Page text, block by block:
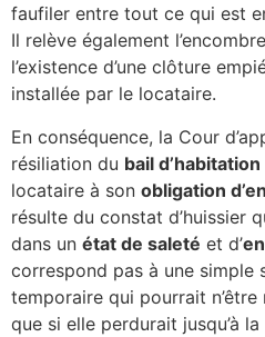
faufiler entre tout ce qui est
Il relève également
l’existence d’une clôture
installée par le locataire.
En conséquence, la Cour
résiliation du bail d’habitation
locataire à son obligation
résulte du constat d’huissier
dans un état de saleté et d’
correspond pas à une simple
temporaire qui pourrait
que si elle perdurait jusqu’à